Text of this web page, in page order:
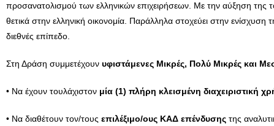
προσανατολισμού των ελληνικών επιχειρήσεων. Με την αύξηση της
θετικά στην ελληνική οικονομία. Παράλληλα στοχεύει στην
διεθνές επίπεδο.
Στη Δράση συμμετέχουν υφιστάμενες Μικρές, Πολύ Μικρές και
• Να έχουν τουλάχιστον μία (1) πλήρη κλεισμένη διαχειριστική
• Να διαθέτουν τον/τους επιλέξιμο/ους ΚΑΔ επένδυσης της